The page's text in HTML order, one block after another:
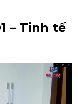
– Tinh tế